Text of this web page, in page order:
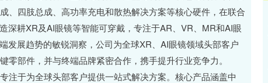
、四肢总成、高功率充电和散热解决方案等核心硬件，在联合
耕XR及AI眼镜等智能可穿戴，专注于AR、VR、MR和AI眼
发展趋势的敏锐洞察，公司为全球XR、AI眼镜领域头部客户
零部件，并与终端品牌紧密合作，携手提升行业竞争力。
注于为全球头部客户提供一站式解决方案。核心产品涵盖中